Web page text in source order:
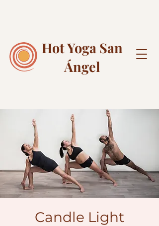
Hot Yoga San
Ángel
Candle Light